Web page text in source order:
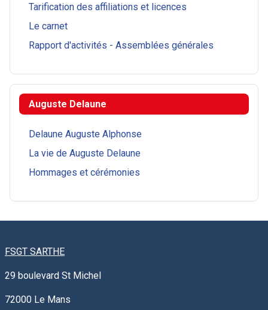
Tarification des affiliations et licences
Le carnet
Rapport d'activités - Assemblées générales
Auguste Delaune
Delaune Auguste Alphonse
La vie de Auguste Delaune
Hommages et cérémonies
FSGT SARTHE
29 boulevard St Michel
72000 Le Mans